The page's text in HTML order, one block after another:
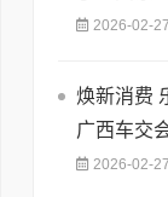
2026-02-27
焕新消费
广西车交
2026-02-27